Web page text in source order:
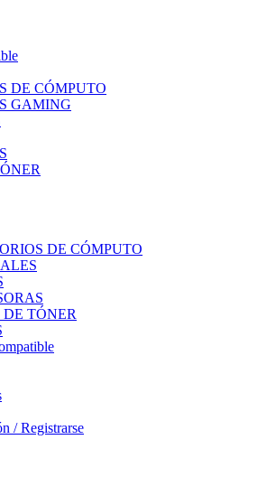
DE CÓMPUTO
GAMING
DE CÓMPUTO
DE TÓNER
/ Registrarse